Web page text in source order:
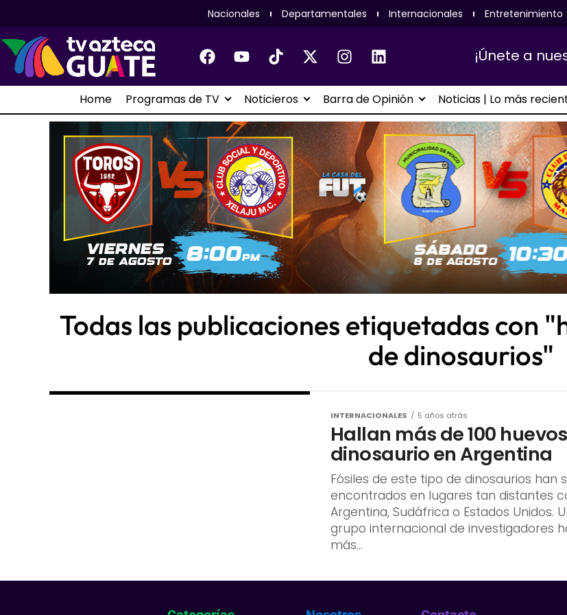
Nacionales Departamentales Internacionales Entretenimiento
¡Únete a
Home Programas de TV Noticieros Barra de Opinión Noticias | Lo más
Todas las publicaciones etiquetadas con
de dinosaurios"
INTERNACIONALES 5 años atrás
Hallan más de 100
dinosaurio en Argentina
Fósiles de este tipo de dinosaurios han
Argentina, Sudáfrica o Estados Unidos.
más...